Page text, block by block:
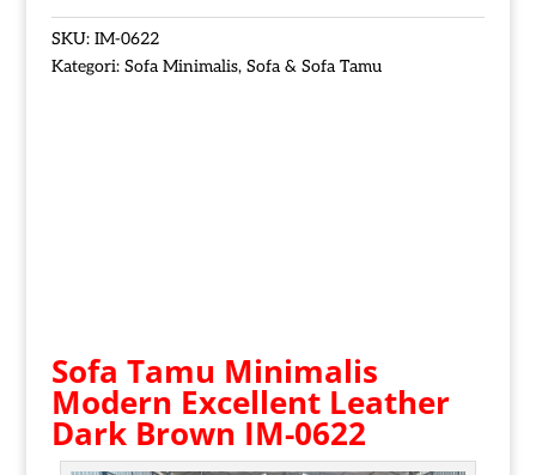
SKU: IM-0622
Kategori: Sofa Minimalis, Sofa & Sofa Tamu
Sofa Tamu Minimalis
Modern Excellent Leather
Dark Brown IM-0622